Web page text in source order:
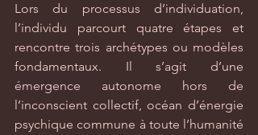
Lors du processus d’individuation,
l’individu parcourt quatre étapes et
rencontre trois archétypes ou modèles
fondamentaux. Il s’agit d’une
émergence autonome hors de
l’inconscient collectif, océan d’énergie
psychique commune à toute l’humanité